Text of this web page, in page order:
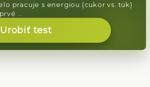
pracuje s energiou (cukor vs. tuk)
…
Urobiť test